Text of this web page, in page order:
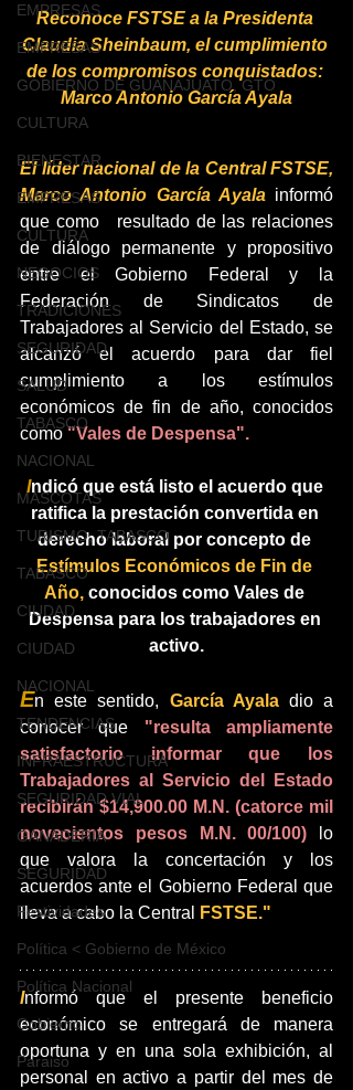
EMPRESAS
EMPRESAS
GOBIERNO DE GUANAJUATO, GTO
CULTURA
BIENESTAR
EMPRESAS
CULTURA
NEGOCIOS
TRADICIONES
SEGURIDAD
SALUD
TABASCO
NACIONAL
MASCOTAS
TURISMO, TABASCO
TABASCO
CIUDAD
CIUDAD
NACIONAL
TENDENCIAS
INFRAESTRUCTURA
SEGURIDAD VIAL
GANADERIA
SEGURIDAD
Festividades
Política < Gobierno de México
Política Nacional
Gobierno
Paraiso
Reconoce FSTSE a la Presidenta
Claudia Sheinbaum, el cumplimiento
de los compromisos conquistados:
Marco Antonio García Ayala
El líder nacional de la Central FSTSE,
Marco Antonio García Ayala informó
que como   resultado de las relaciones
de diálogo permanente y propositivo
entre el Gobierno Federal y la
Federación de Sindicatos de
Trabajadores al Servicio del Estado, se
alcanzó el acuerdo para dar fiel
cumplimiento a los estímulos
económicos de fin de año, conocidos
como "Vales de Despensa".
Indicó que está listo el acuerdo que
ratifica la prestación convertida en
derecho laboral por concepto de
Estímulos Económicos de Fin de
Año, conocidos como Vales de
Despensa para los trabajadores en
activo.
En este sentido, García Ayala dio a
conocer que "resulta ampliamente
satisfactorio informar que los
Trabajadores al Servicio del Estado
recibirán $14,900.00 M.N. (catorce mil
novecientos pesos M.N. 00/100)
lo
que valora la concertación y los
acuerdos ante el Gobierno Federal que
lleva a cabo la Central
FSTSE."
Informó que el presente beneficio
económico se entregará de manera
oportuna y en una sola exhibición, al
personal en activo a partir del mes de